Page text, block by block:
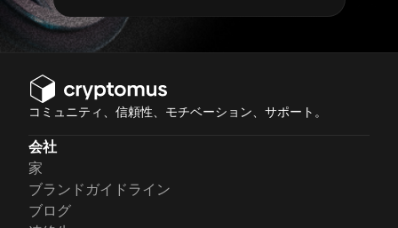
コミュニティ、信頼性、モチベーション、サポート。
会社
家
ブランドガイドライン
ブログ